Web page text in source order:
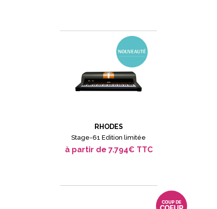
RHODES
Stage-61 Edition limitée
à partir de 7.794€ TTC